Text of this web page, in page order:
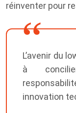
réinventer pour
L’avenir du
à
innovation